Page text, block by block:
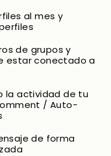
al mes y
de grupos y
estar conectado a
la actividad de tu
/ Auto-
de forma